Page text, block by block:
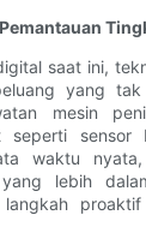
saat ini,
yang
mesin
seperti sensor
waktu
yang lebih